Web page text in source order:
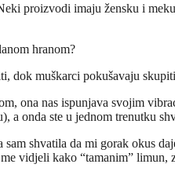
proizvodi imaju žensku i
hranom?
dok muškarci pokušavaju
ona nas ispunjava svojim
a onda ste u jednom trenutku
sam shvatila da mi gorak okus
vidjeli kako “tamanim”